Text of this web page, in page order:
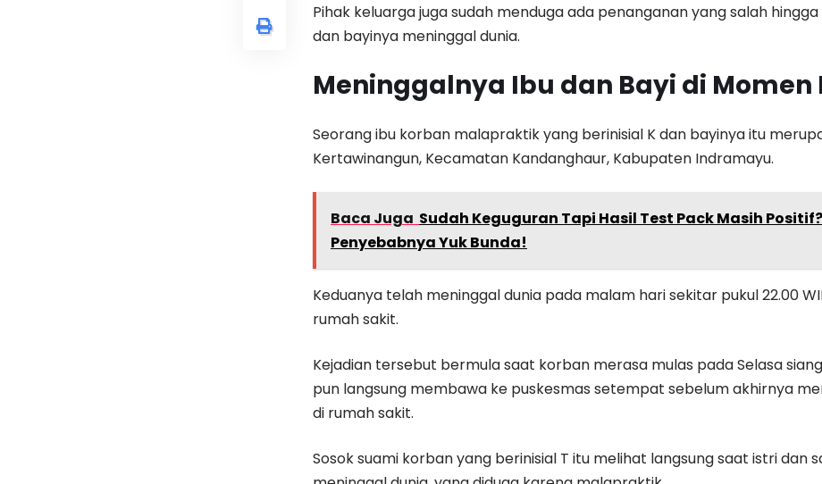
Pihak keluarga juga sudah menduga ada penanganan yang salah
dan bayinya meninggal dunia.
Meninggalnya Ibu dan Bayi di Momen
Seorang ibu korban malapraktik yang berinisial K dan bayinya itu
Kertawinangun, Kecamatan Kandanghaur, Kabupaten Indramayu.
Baca Juga Sudah Keguguran Tapi Hasil Test Pack Masih
Penyebabnya Yuk Bunda!
Keduanya telah meninggal dunia pada malam hari sekitar pukul 22.00
rumah sakit.
Kejadian tersebut bermula saat korban merasa mulas pada Selasa
pun langsung membawa ke puskesmas setempat sebelum akhirnya
di rumah sakit.
Sosok suami korban yang berinisial T itu melihat langsung saat istri dan